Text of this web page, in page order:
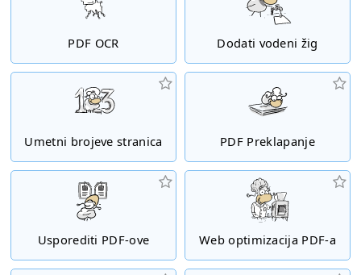
PDF OCR Dodati vodeni žig
Umetni brojeve stranica PDF Preklapanje
Usporediti PDF-ove Web optimizacija PDF-a